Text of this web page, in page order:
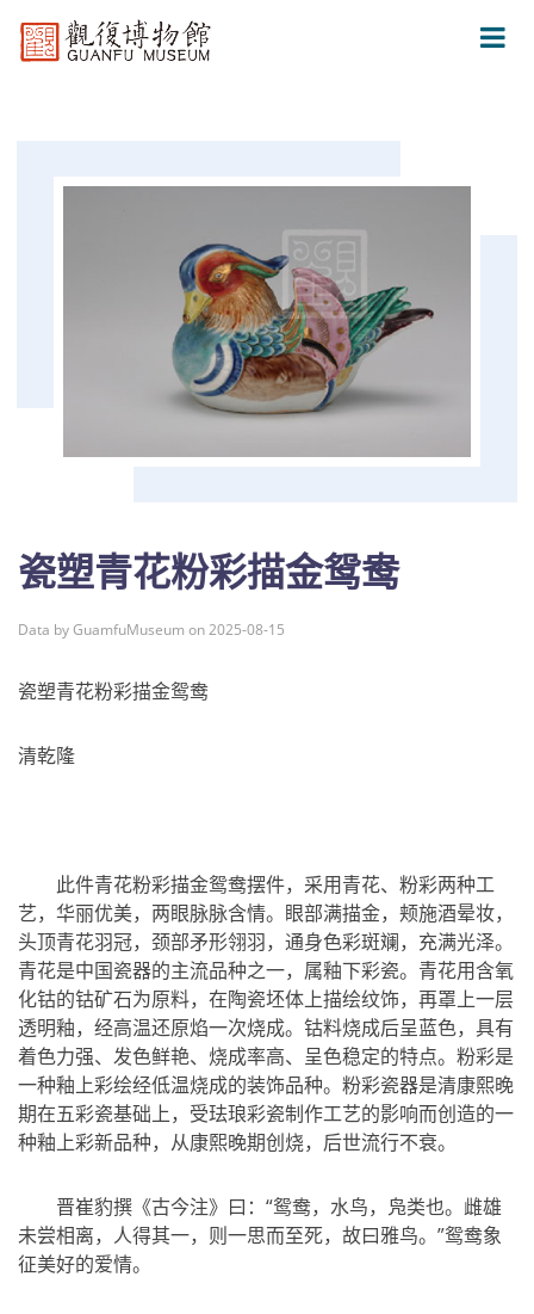
瓷塑青花粉彩描金鸳鸯
Data by GuamfuMuseum on 2025-08-15
瓷塑青花粉彩描金鸳鸯
清乾隆
此件青花粉彩描金鸳鸯摆件，采用青花、粉彩两种工
艺，华丽优美，两眼脉脉含情。眼部满描金，颊施酒晕妆，
头顶青花羽冠，颈部矛形翎羽，通身色彩斑斓，充满光泽。
青花是中国瓷器的主流品种之一，属釉下彩瓷。青花用含氧
化钴的钴矿石为原料，在陶瓷坯体上描绘纹饰，再罩上一层
透明釉，经高温还原焰一次烧成。钴料烧成后呈蓝色，具有
着色力强、发色鲜艳、烧成率高、呈色稳定的特点。粉彩是
一种釉上彩绘经低温烧成的装饰品种。粉彩瓷器是清康熙晚
期在五彩瓷基础上，受珐琅彩瓷制作工艺的影响而创造的一
种釉上彩新品种，从康熙晚期创烧，后世流行不衰。
晋崔豹撰《古今注》曰：“鸳鸯，水鸟，凫类也。雌雄
未尝相离，人得其一，则一思而至死，故曰雅鸟。”鸳鸯象
征美好的爱情。